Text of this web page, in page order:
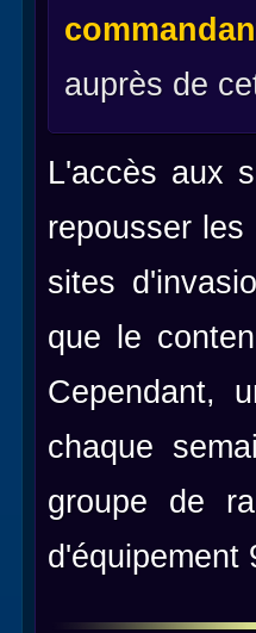
auprès de
L'accès aux
repousser
sites
que le
Cependant,
chaque
groupe de
d'équipement